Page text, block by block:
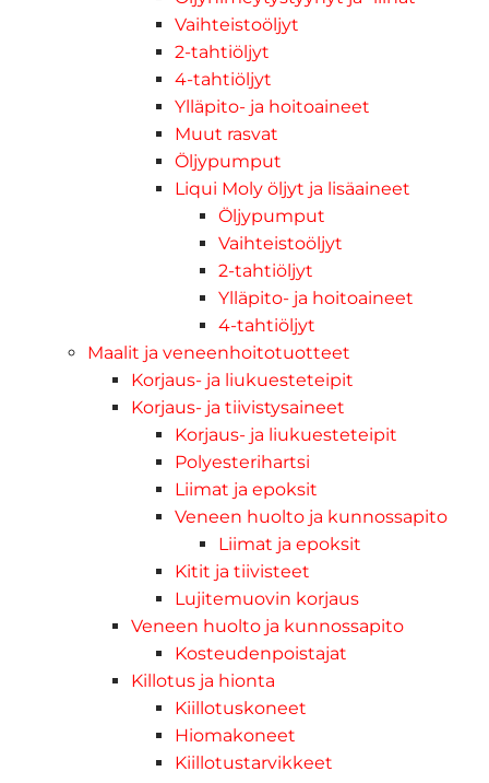
Vaihteistoöljyt
2-tahtiöljyt
4-tahtiöljyt
Ylläpito- ja hoitoaineet
Muut rasvat
Öljypumput
Liqui Moly öljyt ja lisäaineet
Öljypumput
Vaihteistoöljyt
2-tahtiöljyt
Ylläpito- ja hoitoaineet
4-tahtiöljyt
Maalit ja veneenhoitotuotteet
Korjaus- ja liukuesteteipit
Korjaus- ja tiivistysaineet
Korjaus- ja liukuesteteipit
Polyesterihartsi
Liimat ja epoksit
Veneen huolto ja kunnossapito
Liimat ja epoksit
Kitit ja tiivisteet
Lujitemuovin korjaus
Veneen huolto ja kunnossapito
Kosteudenpoistajat
Killotus ja hionta
Kiillotuskoneet
Hiomakoneet
Kiillotustarvikkeet